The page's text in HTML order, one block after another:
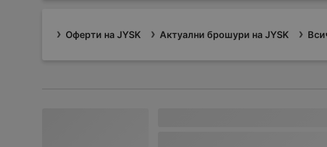
Оферти на JYSK Актуални брошури на JYSK